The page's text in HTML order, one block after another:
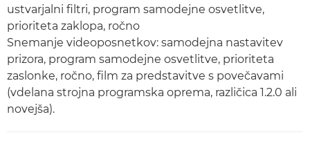
ustvarjalni filtri, program samodejne osvetlitve,
prioriteta zaklopa, ročno
Snemanje videoposnetkov: samodejna nastavitev
prizora, program samodejne osvetlitve, prioriteta
zaslonke, ročno, film za predstavitve s povečavami
(vdelana strojna programska oprema, različica 1.2.0 ali
novejša).